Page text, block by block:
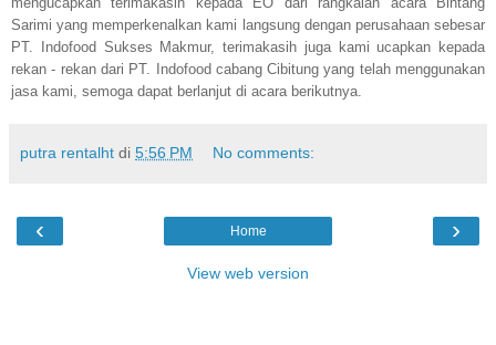
Sarimi yang memperkenalkan kami langsung dengan perusahaan sebesar
PT. Indofood Sukses Makmur, terimakasih juga kami ucapkan kepada
rekan - rekan dari PT. Indofood cabang Cibitung yang telah menggunakan
jasa kami, semoga dapat berlanjut di acara berikutnya.
putra rentalht di 5:56 PM No comments:
‹ ›
Home
View web version